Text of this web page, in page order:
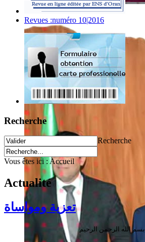
Revues :numéro 10|2016
Recherche
Recherche
Vous êtes ici :Accueil
Actualité
تعزية ومواساة
بسم الله الرحمن الرحيم